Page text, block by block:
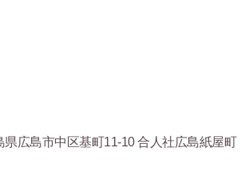
広島市中区基町11-10 合人社広島紙屋町